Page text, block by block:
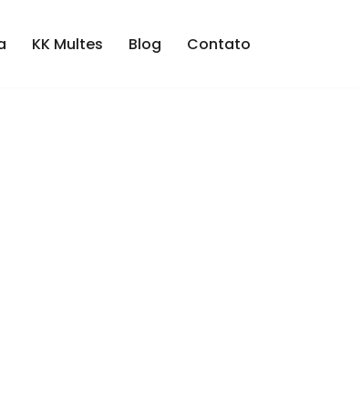
KK Multes Blog Contato